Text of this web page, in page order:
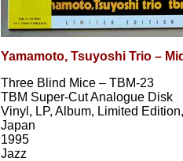
Yamamoto, Tsuyoshi Trio –
Three Blind Mice – TBM-23
TBM Super-Cut Analogue Disk
Vinyl, LP, Album, Limited
Japan
1995
Jazz